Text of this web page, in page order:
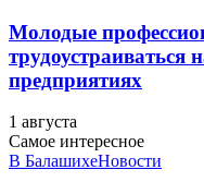
Молодые
трудоустраиваться
предприятиях
1 августа
Самое интересное
В БалашихеНовости